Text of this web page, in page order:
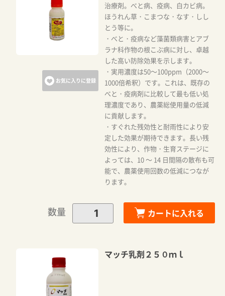
お気に入りに登録
治療剤。べと病、疫病、白カビ病。
ほうれん草・こまつな・なす・しし
とう等に。
・べと・疫病など藻菌類病害とアブ
ラナ科作物の根こぶ病に対し、卓越
した高い防除効果を示します。
・実用濃度は50～100ppm（2000～
1000倍希釈）です。これは、既存の
べと・疫病剤に比較して最も低い処
理濃度であり、農薬総使用量の低減
に貢献します。
・すぐれた残効性と耐雨性により安
定した効果が期待できます。長い残
効性により、作物・生育ステージに
よっては、10 ～ 14 日間隔の散布も可
能で、農薬使用回数の低減につなが
ります。
数量 カートに入れる
マッチ乳剤２５０ｍｌ